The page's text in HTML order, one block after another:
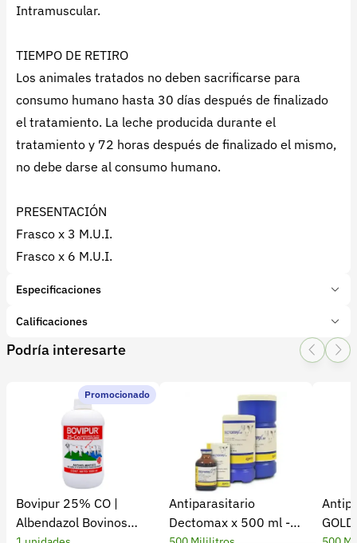
Intramuscular.
TIEMPO DE RETIRO
Los animales tratados no deben sacrificarse para
consumo humano hasta 30 días después de finalizado
el tratamiento. La leche producida durante el
tratamiento y 72 horas después de finalizado el mismo,
no debe darse al consumo humano.
PRESENTACIÓN
Frasco x 3 M.U.I.
Frasco x 6 M.U.I.
Especificaciones
Marca:
Kyrovet
Tipo de producto:Insumo
Subcategoría:Antibióticos
Calificaciones
1 Star
2 Star
3 Star4 Star
0 calificaciones
5 Estrellas
4 Estrellas
3 Estrellas
2 Estrellas
Podría interesarte
Promocionado
Bovipur 25% CO |
Albendazol Bovinos
Antiparasitario
Dectomax x 500 ml -